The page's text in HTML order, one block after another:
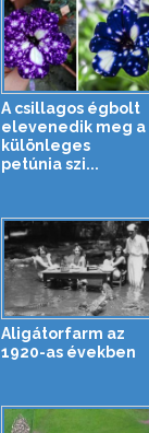
A csillagos égbolt
elevenedik meg a
különleges
petúnia szi...
Aligátorfarm az
1920-as években